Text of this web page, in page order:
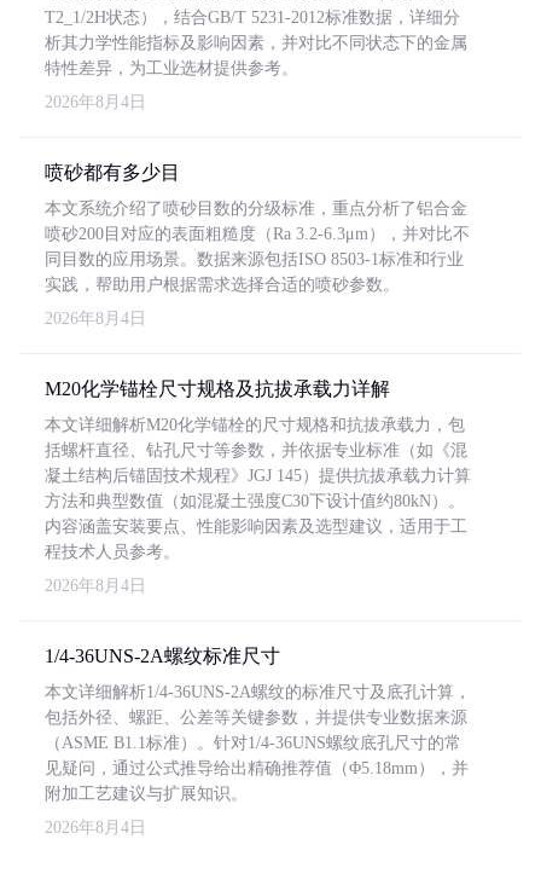
T2_1/2H状态），结合GB/T 5231-2012标准数据，详细分
析其力学性能指标及影响因素，并对比不同状态下的金属
特性差异，为工业选材提供参考。
2026年8月4日
喷砂都有多少目
本文系统介绍了喷砂目数的分级标准，重点分析了铝合金
喷砂200目对应的表面粗糙度（Ra 3.2-6.3μm），并对比不
同目数的应用场景。数据来源包括ISO 8503-1标准和行业
实践，帮助用户根据需求选择合适的喷砂参数。
2026年8月4日
M20化学锚栓尺寸规格及抗拔承载力详解
本文详细解析M20化学锚栓的尺寸规格和抗拔承载力，包
括螺杆直径、钻孔尺寸等参数，并依据专业标准（如《混
凝土结构后锚固技术规程》JGJ 145）提供抗拔承载力计算
方法和典型数值（如混凝土强度C30下设计值约80kN）。
内容涵盖安装要点、性能影响因素及选型建议，适用于工
程技术人员参考。
2026年8月4日
1/4-36UNS-2A螺纹标准尺寸
本文详细解析1/4-36UNS-2A螺纹的标准尺寸及底孔计算，
包括外径、螺距、公差等关键参数，并提供专业数据来源
（ASME B1.1标准）。针对1/4-36UNS螺纹底孔尺寸的常
见疑问，通过公式推导给出精确推荐值（Φ5.18mm），并
附加工艺建议与扩展知识。
2026年8月4日